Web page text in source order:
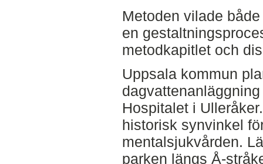
Metoden vilade
en
metodkapitlet och
Uppsala kommun
Hospitalet i
historisk synvinkel
mentalsjukvården.
parken längs Å-